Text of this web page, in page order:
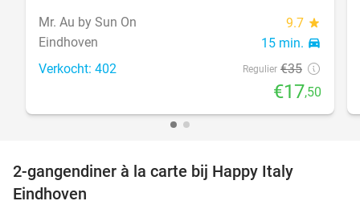
Mr. Au by Sun On
9.7 star
Eindhoven 15 min. directions_car
Verkocht: 402 Regulier €35
€17,50
2-gangendiner à la carte bij Happy Italy
Eindhoven